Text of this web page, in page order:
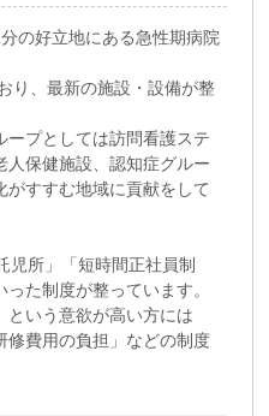
の好立地にある急性期病院
り、最新の施設・設備が整
ープとしては訪問看護ステ
人保健施設、認知症グルー
がすすむ地域に貢献をして
児所」「短時間正社員制
た制度が整っています。
という意欲が高い方には
修費用の負担」などの制度